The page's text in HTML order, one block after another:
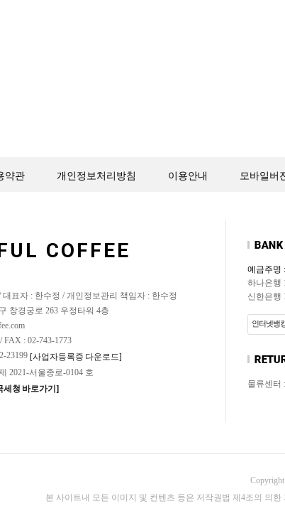
약관 개인정보처리방침 이용안내 모바일버
COFFEE
표자 : 한수정 / 개인정보관리 책임자 : 한수정
창경궁로 263 우정타워 4층
FAX : 02-743-1773
23199 [사업자등록증 다운로드]
2021-서울종로-0104 호
세청 바로가기]
예금주명
하나은행
신한은행
인터넷뱅
물류센터
본 사이트내 모든 이미지 및 컨텐츠 등은 저작권법 제4조의 의